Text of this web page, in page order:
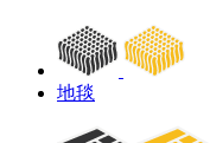
地毯